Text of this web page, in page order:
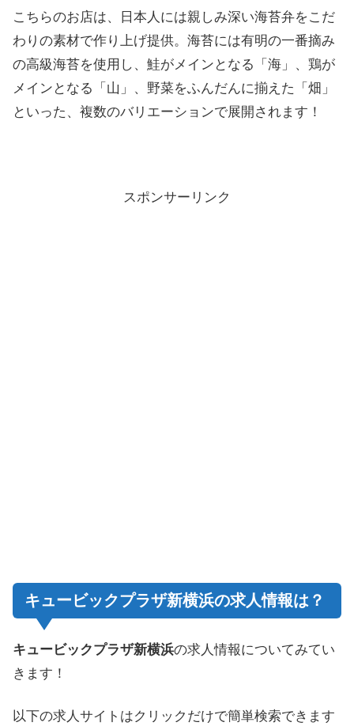
こちらのお店は、日本人には親しみ深い海苔弁をこだ
わりの素材で作り上げ提供。海苔には有明の一番摘み
の高級海苔を使用し、鮭がメインとなる「海」、鶏が
メインとなる「山」、野菜をふんだんに揃えた「畑」
といった、複数のバリエーションで展開されます！
スポンサーリンク
キュービックプラザ新横浜の求人情報は？
キュービックプラザ新横浜の求人情報についてみてい
きます！
以下の求人サイトはクリックだけで簡単検索できます